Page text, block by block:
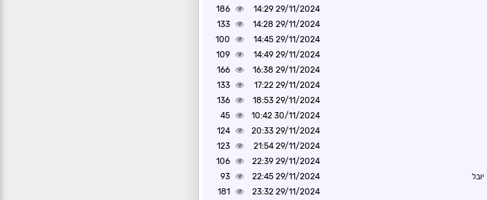
29/11/2024 14:29
186
29/11/2024 14:28
133
29/11/2024 14:45
100
29/11/2024 14:49
109
29/11/2024 16:38
166
29/11/2024 17:22
133
29/11/2024 18:53
136
30/11/2024 10:42
45
29/11/2024 20:33
124
29/11/2024 21:54
123
29/11/2024 22:39
106
יובל 29/11/2024 22:45
93
29/11/2024 23:32
181